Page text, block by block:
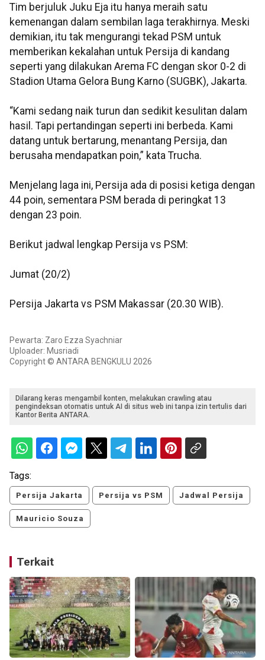
Tim berjuluk Juku Eja itu hanya meraih satu
kemenangan dalam sembilan laga terakhirnya. Meski
demikian, itu tak mengurangi tekad PSM untuk
memberikan kekalahan untuk Persija di kandang
seperti yang dilakukan Arema FC dengan skor 0-2 di
Stadion Utama Gelora Bung Karno (SUGBK), Jakarta.
“Kami sedang naik turun dan sedikit kesulitan dalam
hasil. Tapi pertandingan seperti ini berbeda. Kami
datang untuk bertarung, menantang Persija, dan
berusaha mendapatkan poin,” kata Trucha.
Menjelang laga ini, Persija ada di posisi ketiga dengan
44 poin, sementara PSM berada di peringkat 13
dengan 23 poin.
Berikut jadwal lengkap Persija vs PSM:
Jumat (20/2)
Persija Jakarta vs PSM Makassar (20.30 WIB).
Pewarta: Zaro Ezza Syachniar
Uploader: Musriadi
Copyright © ANTARA BENGKULU 2026
Dilarang keras mengambil konten, melakukan crawling atau
pengindeksan otomatis untuk AI di situs web ini tanpa izin tertulis dari
Kantor Berita ANTARA.
Tags:
Persija Jakarta Persija vs PSM Jadwal Persija
Mauricio Souza
Terkait